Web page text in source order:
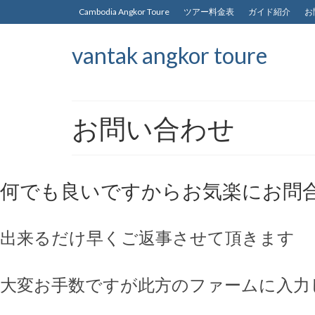
Cambodia Angkor Toure ツアー料金表 ガイド紹介
vantak angkor toure
お問い合わせ
何でも良いですからお気楽にお問
出来るだけ早くご返事させて頂きます
大変お手数ですが此方のファームに入